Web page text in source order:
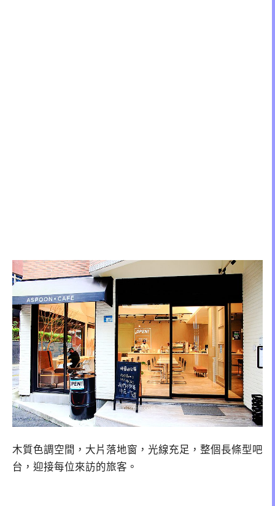
木質色調空間，大片落地窗，光線充足，整個長條型吧
台，迎接每位來訪的旅客。